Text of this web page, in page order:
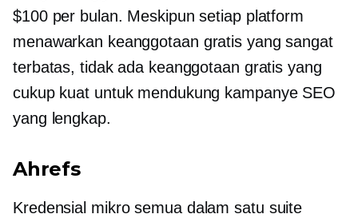
$100 per bulan. Meskipun setiap platform
menawarkan keanggotaan gratis yang sangat
terbatas, tidak ada keanggotaan gratis yang
cukup kuat untuk mendukung kampanye SEO
yang lengkap.
Ahrefs
Kredensial mikrosemua dalam satu suite